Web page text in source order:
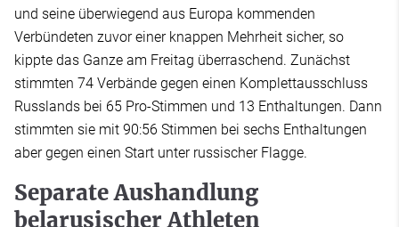
und seine überwiegend aus Europa kommenden
Verbündeten zuvor einer knappen Mehrheit sicher, so
kippte das Ganze am Freitag überraschend. Zunächst
stimmten 74 Verbände gegen einen Komplettausschluss
Russlands bei 65 Pro-Stimmen und 13 Enthaltungen. Dann
stimmten sie mit 90:56 Stimmen bei sechs Enthaltungen
aber gegen einen Start unter russischer Flagge.
Separate Aushandlung
belarusischer Athleten